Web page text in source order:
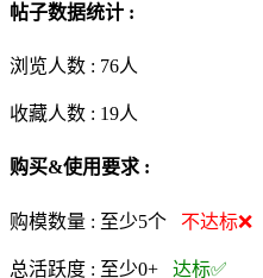
帖子数据统计 :
浏览人数 : 76人
收藏人数 : 19人
购买&使用要求 :
购模数量 : 至少5个 不达标❌
总活跃度 : 至少0+ 达标✅